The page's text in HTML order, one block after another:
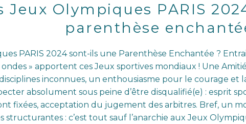
Jeux Olympiques PARIS
parenthèse
PARIS 2024 sont-ils une Parenthèse Enchantée ?
» apportent ces Jeux sportives mondiaux ! Une
inconnues, un enthousiasme pour le courage et
absolument sous peine d’être disqualifié(e) : esprit
fixées, acceptation du jugement des arbitres. Bref, un
structurantes : c’est tout sauf l’anarchie aux Jeux